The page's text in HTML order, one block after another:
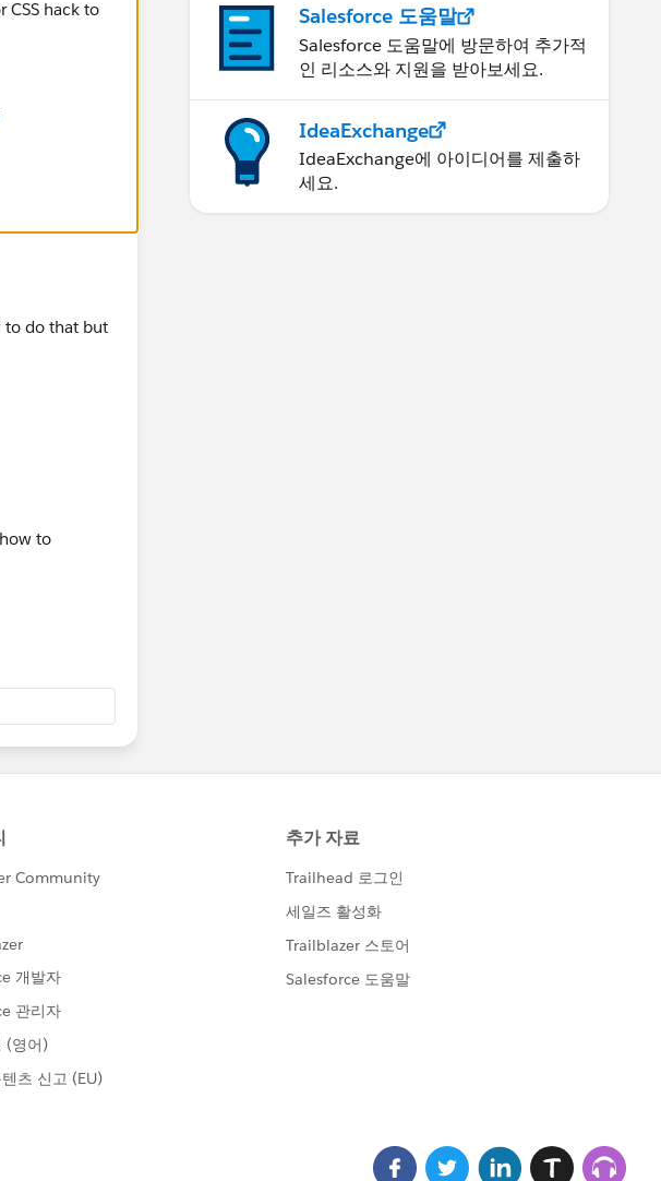
CSS hack to
to do that but
to
Salesforce 도움말
Salesforce 도움말에 방문하여 추가적
인 리소스와 지원을 받아보세요.
IdeaExchange
IdeaExchange에 아이디어를 제출하
세요.